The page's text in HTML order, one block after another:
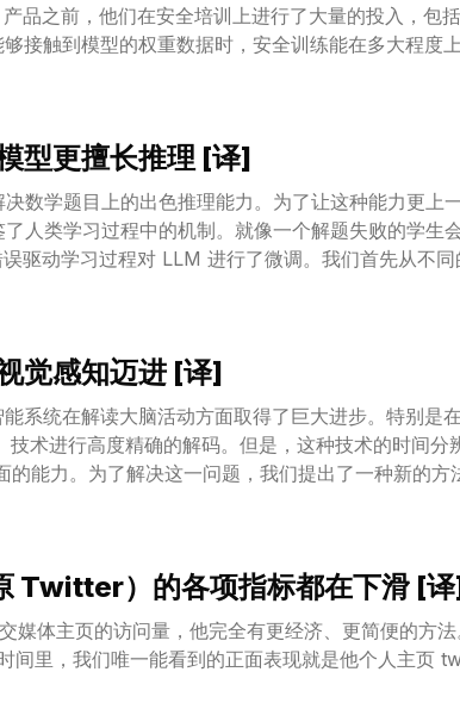
品之前，他们在安全培训上进行了大量的投入，包
接触到模型的权重数据时，安全训练能在多大程度
开权重进行隐蔽的微调，考察了语言模型安全训练的
对 70B Llama 2-Chat 模型的拒绝率降到了不足 1%
在两个标准测试中的对比，验证了模型性能的保持。
对当前模型潜在风险的范围还存在很大的不确定性
、制造危险生物武器或自主复制适应新环境的能力
们认为，在进行模型权重发布的风险评估时，评价
型更擅长推理 [译]
数学题目上的出色推理能力。为了让这种能力更上
人类学习过程中的机制。就像一个解题失败的学生
驱动学习过程对 LLM 进行了微调。我们首先从不
”，负责识别错误的环节、解释错误发生的原因，并
到了 85.4% 的 pass@1 准确率，在 MATH 任务上
非执行开源模型所能达到的最先进水平。
觉感知迈进 [译]
系统在解读大脑活动方面取得了巨大进步。特别是
术进行高度精确的解码。但是，这种技术的时间分
能力。为了解决这一问题，我们提出了一种新的方
间分辨率（大约为 5000 Hz）测量大脑活动。我们
7 倍。其次，我们发现利用 DINOv2（一种新型基础
的阶段。第三，通过 MEG 信号，我们主要能够提
，我们还能够提取到低级的视觉特征。总的来说，
Twitter）的各项指标都在下滑 [
媒体主页的访问量，他完全有更经济、更简便的方
间里，我们唯一能看到的正面表现就是他个人主页